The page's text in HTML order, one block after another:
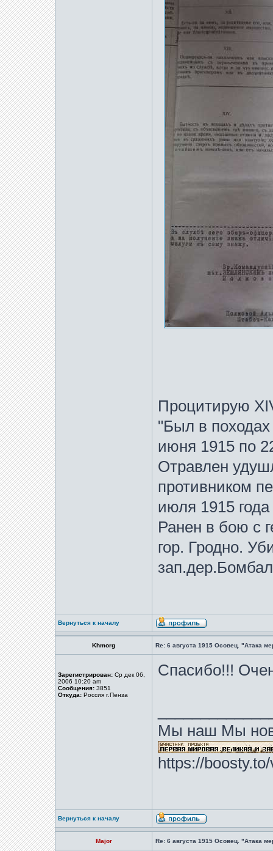
Процитирую
"Был в походах
июня 1915 по
Отравлен
противником
июля 1915
Ранен в бою с
гор. Гродно.
Вернуться к началу
Khmorg Re: 6 августа 1915 Осовец. "Атака
Зарегистрирован: Ср дек 06,
2006 10:20 am
Сообщения: 3851
Откуда: Россия г.Пенза
Спасибо!!!
Мы наш Мы
https://
Вернуться к началу
Major Re: 6 августа 1915 Осовец. "Атака